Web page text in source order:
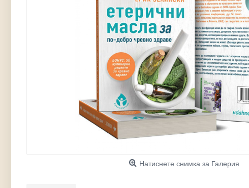
Натиснете снимка за Галерия